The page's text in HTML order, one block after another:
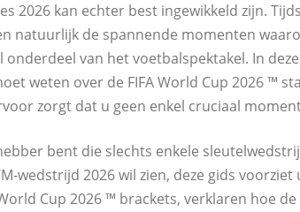
2026 kan echter best ingewikkeld zijn.
natuurlijk de spannende momenten
onderdeel van het voetbalspektakel. In
weten over de FIFA World Cup 2026 ™
zorgt dat u geen enkel cruciaal
bent die slechts enkele
wedstrijd 2026 wil zien, deze gids
Cup 2026 ™ brackets, verklaren hoe